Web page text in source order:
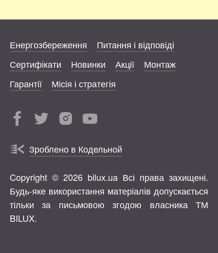
Енергозбереження
Питання і відповіді
Сертифікати
Новинки Акції
Монтаж
Гарантії
Місія і стратегія
Зроблено в Кодельной
Copyright © 2026 bilux.ua Всі права захищені.
Будь-яке використання матеріалів допускається
тільки за письмовою згодою власника ТМ
BILUX.